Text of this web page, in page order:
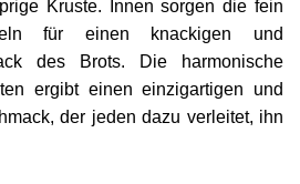
Kruste. Innen sorgen die fein
für einen knackigen und
des Brots. Die harmonische
ergibt einen einzigartigen und
der jeden dazu verleitet, ihn